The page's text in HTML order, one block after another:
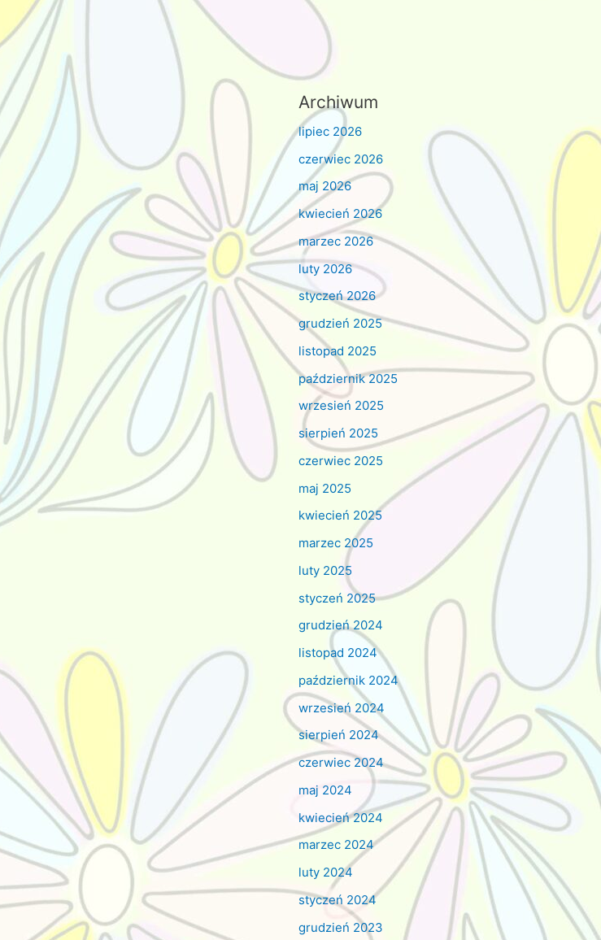
Archiwum
lipiec 2026
czerwiec 2026
maj 2026
kwiecień 2026
marzec 2026
luty 2026
styczeń 2026
grudzień 2025
listopad 2025
październik 2025
wrzesień 2025
sierpień 2025
czerwiec 2025
maj 2025
kwiecień 2025
marzec 2025
luty 2025
styczeń 2025
grudzień 2024
listopad 2024
październik 2024
wrzesień 2024
sierpień 2024
czerwiec 2024
maj 2024
kwiecień 2024
marzec 2024
luty 2024
styczeń 2024
grudzień 2023